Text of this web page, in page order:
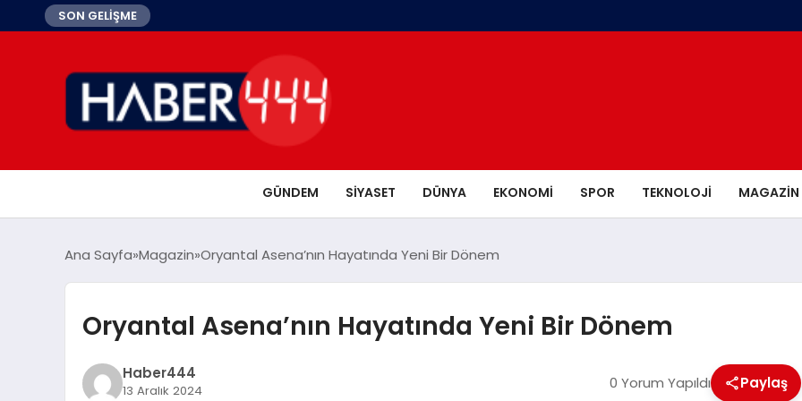
SON GELİŞME
GÜNDEM SIYASET DÜNYA EKONOMI SPOR TEKNOLOJI MAGAZIN
Ana Sayfa Magazin Oryantal Asena’nın Hayatında Yeni Bir Dönem
Oryantal Asena’nın Hayatında Yeni Bir Dönem
Haber444
13 Aralık 2024 0 Yorum Yapıldı Paylaş